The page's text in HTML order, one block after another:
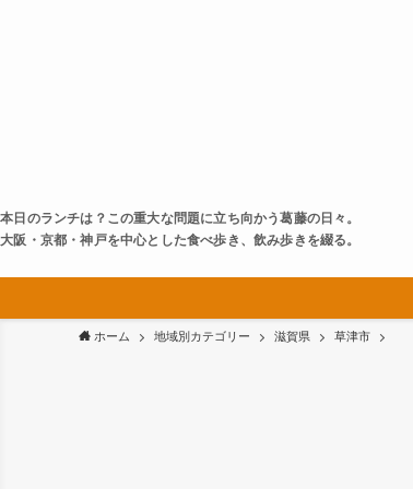
本日のランチは？この重大な問題に立ち向かう葛藤の日々。
大阪・京都・神戸を中心とした食べ歩き、飲み歩きを綴る。
ホーム 地域別カテゴリー 滋賀県 草津市